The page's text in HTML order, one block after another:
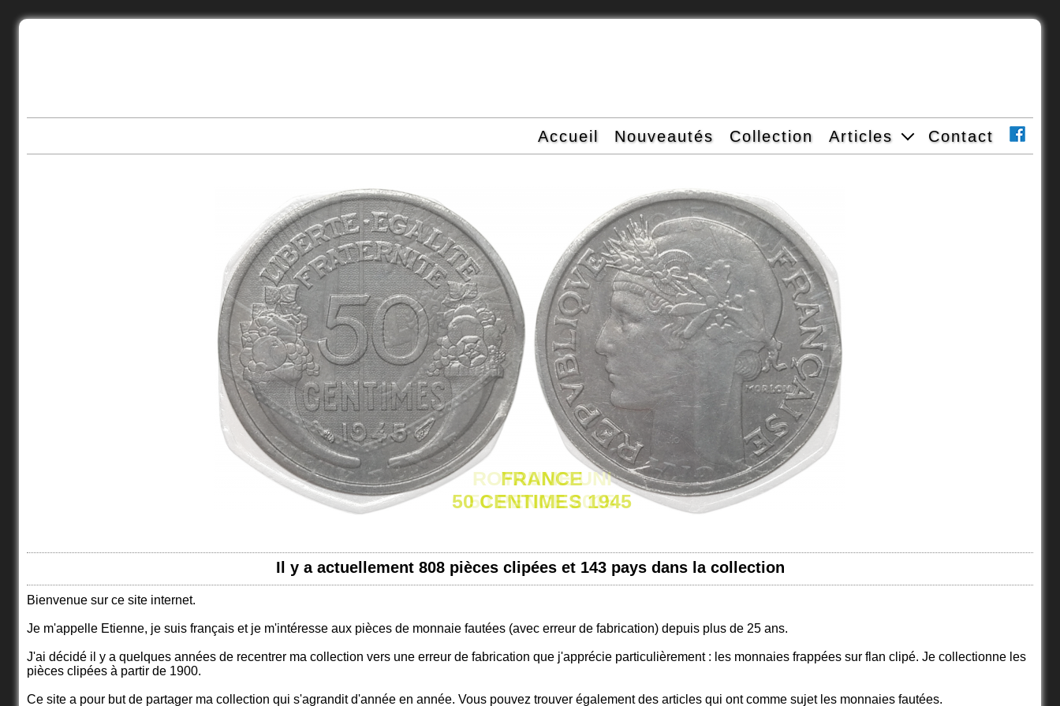
Accueil Nouveautés Collection Articles Contact
FRANCE
50 CENTIMES 1945
ROYAUME-UNI
50 PENCE 2015
Il y a actuellement 808 pièces clipées et 143 pays dans la collection
Bienvenue sur ce site internet.
Je m'appelle Etienne, je suis français et je m'intéresse aux pièces de monnaie fautées (avec erreur de fabrication) depuis plus de 25 ans.
J'ai décidé il y a quelques années de recentrer ma collection vers une erreur de fabrication que j'apprécie particulièrement : les monnaies frappées sur flan clipé. Je collectionne les
pièces clipées à partir de 1900.
Ce site a pour but de partager ma collection qui s'agrandit d'année en année. Vous pouvez trouver également des articles qui ont comme sujet les monnaies fautées.